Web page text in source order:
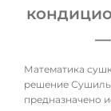
—
Математика
решение
предназначено